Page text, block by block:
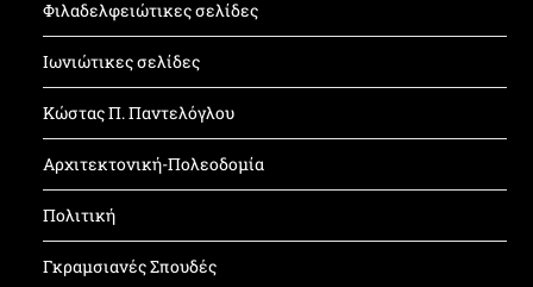
Φιλαδελφειώτικες σελίδες
Ιωνιώτικες σελίδες
Κώστας Π. Παντελόγλου
Αρχιτεκτονική-Πολεοδομία
Πολιτική
Γκραμσιανές Σπουδές